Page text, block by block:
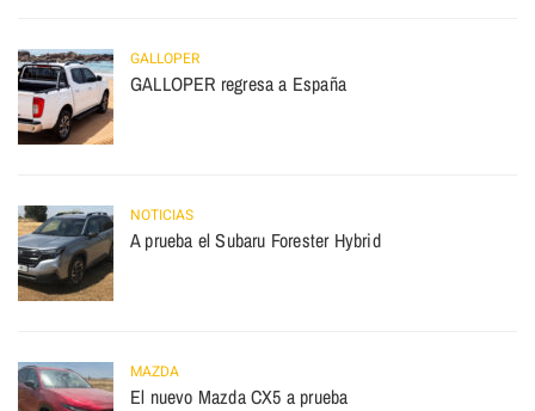
GALLOPER
GALLOPER regresa a España
NOTICIAS
A prueba el Subaru Forester Hybrid
MAZDA
El nuevo Mazda CX5 a prueba